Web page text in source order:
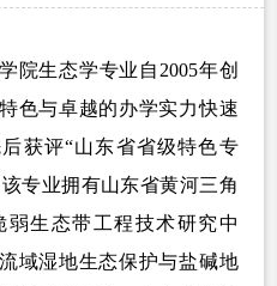
院生态学专业自2005年创
色与卓越的办学实力快速
获评“山东省省级特色专
该专业拥有山东省黄河三角
生态带工程技术研究中
域湿地生态保护与盐碱地